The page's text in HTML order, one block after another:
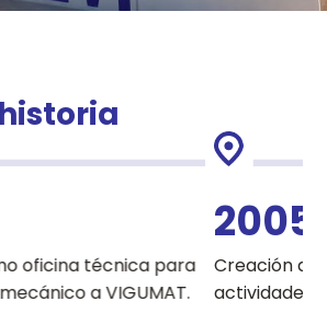
oficina técnica para
a VIGUMAT.
2005
Creación del
actividades